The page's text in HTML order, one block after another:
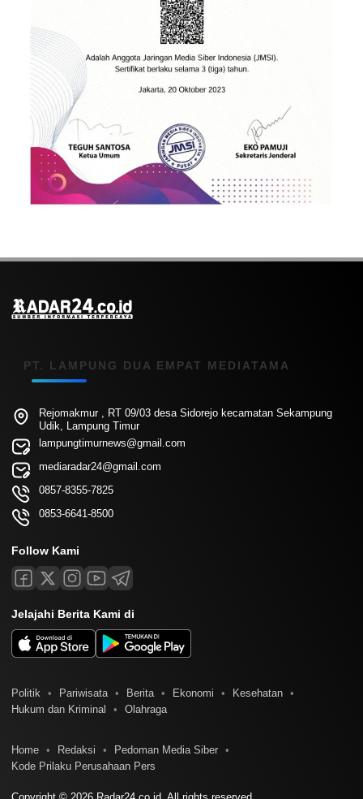
PT. LAMPUNG DUA EMPAT MEDIATAMA
Rejomakmur , RT 09/03 desa Sidorejo kecamatan Sekampung
Udik, Lampung Timur
lampungtimurnews@gmail.com
mediaradar24@gmail.com
0857-8355-7825
0853-6641-8500
Follow Kami
Jelajahi Berita Kami di
Politik Pariwisata Berita Ekonomi
Kesehatan
Hukum dan Kriminal
Olahraga
Home Redaksi
Pedoman Media Siber
Kode Prilaku Perusahaan Pers